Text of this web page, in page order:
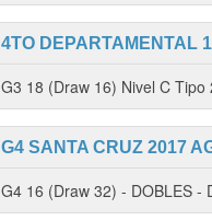
4TO DEPARTAMENTAL
G3 18 (Draw 16) Nivel C Tipo
G4 SANTA CRUZ 2017
G4 16 (Draw 32) - DOBLES -